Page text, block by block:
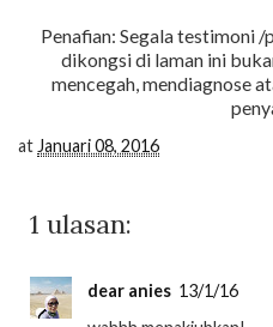
Penafian: Segala testimoni
dikongsi di laman ini
mencegah, mendiagnose
at Januari 08, 2016
1 ulasan:
dear anies 13/1/16